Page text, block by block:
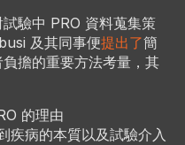
驗中 PRO 資料蒐集策
及其同事便提出了簡
擔的重要方法考量，其
的理由
疾病的本質以及試驗介入